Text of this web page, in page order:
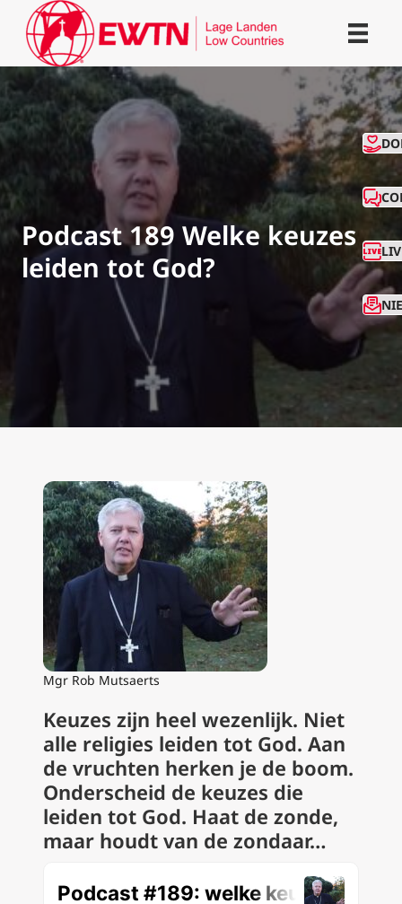
Podcast 189 Welke keuzes
leiden tot God?
Mgr Rob Mutsaerts
Keuzes zijn heel wezenlijk. Niet
alle religies leiden tot God. Aan
de vruchten herken je de boom.
Onderscheid de keuzes die
leiden tot God. Haat de zonde,
maar houdt van de zondaar…